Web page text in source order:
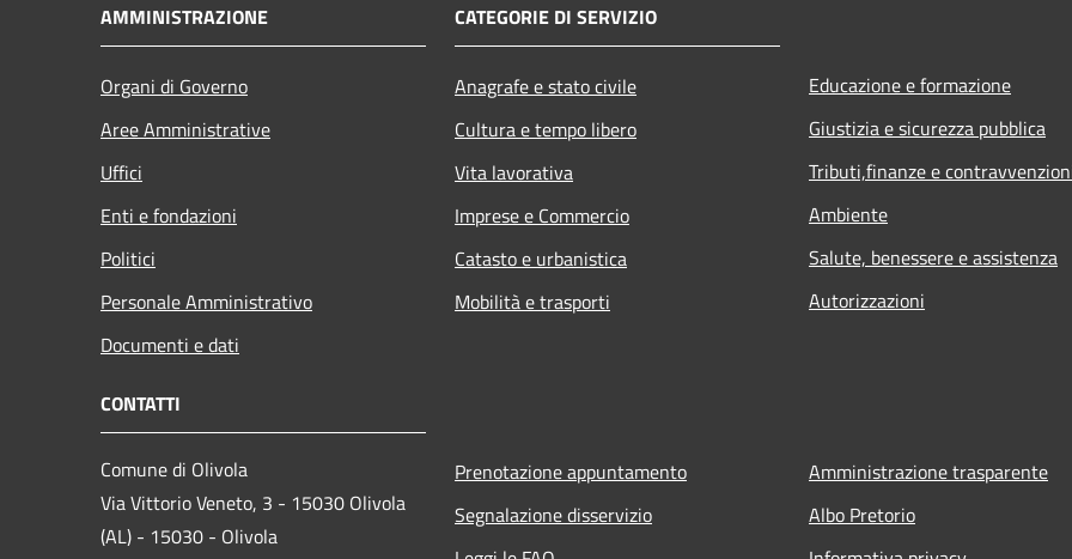
AMMINISTRAZIONE
Organi di Governo
Aree Amministrative
Uffici
Enti e fondazioni
Politici
Personale Amministrativo
Documenti e dati
CATEGORIE DI SERVIZIO
Anagrafe e stato civile
Cultura e tempo libero
Vita lavorativa
Imprese e Commercio
Catasto e urbanistica
Mobilità e trasporti
Educazione e formazione
Giustizia e sicurezza pubblica
Tributi,finanze e
Ambiente
Salute, benessere e assistenza
Autorizzazioni
CONTATTI
Comune di Olivola
Via Vittorio Veneto, 3 - 15030 Olivola
(AL) - 15030 - Olivola
Prenotazione appuntamento
Segnalazione disservizio
Amministrazione trasparente
Albo Pretorio